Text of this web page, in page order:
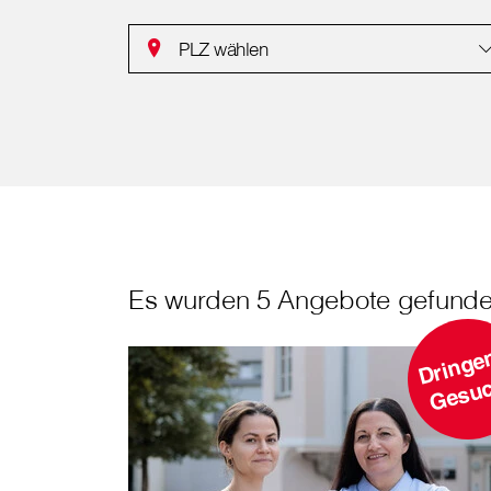
PLZ wählen
Es wurden 5 Angebote